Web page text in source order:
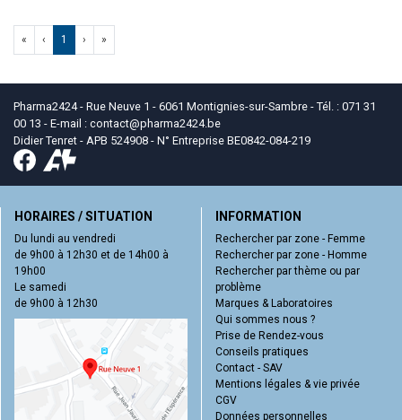
« ‹ 1 › »
Pharma2424 - Rue Neuve 1 - 6061 Montignies-sur-Sambre - Tél. : 071 31
00 13 - E-mail : contact@pharma2424.be
Didier Tenret - APB 524908 - N° Entreprise BE0842-084-219
HORAIRES / SITUATION
Du lundi au vendredi
de 9h00 à 12h30 et de 14h00 à
19h00
Le samedi
de 9h00 à 12h30
INFORMATION
Rechercher par zone - Femme
Rechercher par zone - Homme
Rechercher par thème ou par
problème
Marques & Laboratoires
Qui sommes nous ?
Prise de Rendez-vous
Conseils pratiques
Contact - SAV
Mentions légales & vie privée
CGV
Données personnelles